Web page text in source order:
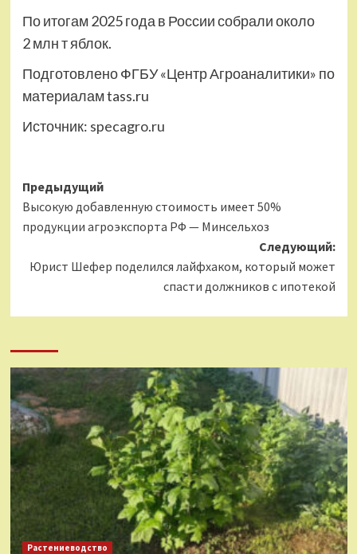
По итогам 2025 года в России собрали около
2 млн т яблок.
Подготовлено ФГБУ «Центр Агроаналитики» по
материалам tass.ru
Источник: specagro.ru
Навигация
записи
Предыдущий
Высокую добавленную стоимость имеет 50%
продукции агроэкспорта РФ — Минсельхоз
Следующий:
Юрист Шефер поделился лайфхаком, который может
спасти должников с ипотекой
Растениеводство